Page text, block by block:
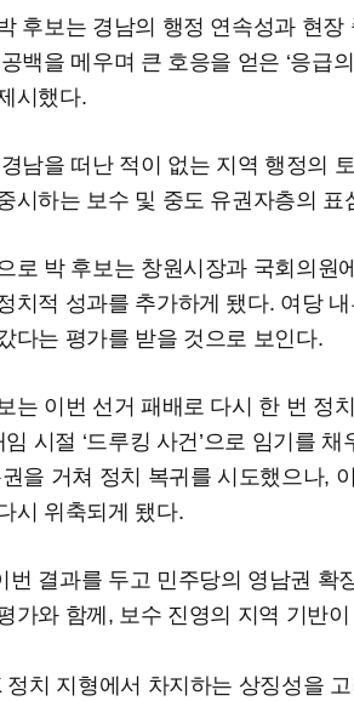
후보는 경남의 행정 연속성과 현장
백을 메우며 큰 호응을 얻은 ‘응급
시했다.
남을 떠난 적이 없는 지역 행정의
시하는 보수 및 중도 유권자층의 표
로 박 후보는 창원시장과 국회의원
치적 성과를 추가하게 됐다. 여당
다는 평가를 받을 것으로 보인다.
는 이번 선거 패배로 다시 한 번 정
시절 ‘드루킹 사건’으로 임기를
권을 거쳐 정치 복귀를 시도했으나,
시 위축되게 됐다.
번 결과를 두고 민주당의 영남권 확
가와 함께, 보수 진영의 지역 기반
정치 지형에서 차지하는 상징성을